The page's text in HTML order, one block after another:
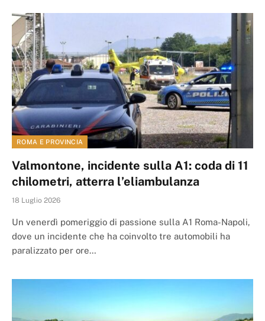
ROMA E PROVINCIA
Valmontone, incidente sulla A1: coda di 11
chilometri, atterra l’eliambulanza
18 Luglio 2026
Un venerdì pomeriggio di passione sulla A1 Roma-Napoli,
dove un incidente che ha coinvolto tre automobili ha
paralizzato per ore…